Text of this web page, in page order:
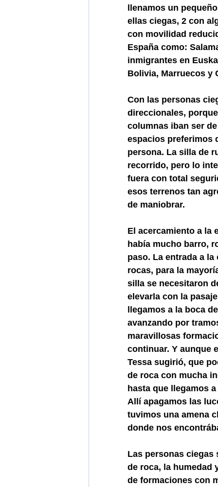
llenamos un
ellas ciegas, 2 con
con movilidad
España como:
inmigrantes en
Bolivia, Marruecos
Con las personas
direccionales,
columnas iban ser
espacios preferimos
persona. La silla de
recorrido, pero lo
fuera con total
esos terrenos tan
de maniobrar.
El acercamiento a la
había mucho barro,
paso. La entrada a
rocas, para la
silla se necesitaron
elevarla con la
llegamos a la boca
avanzando por
maravillosas
continuar. Y aunque
Tessa sugirió, que
de roca con mucha
hasta que llegamos
Allí apagamos las
tuvimos una amena
donde nos
Las personas
de roca, la humedad
de formaciones con